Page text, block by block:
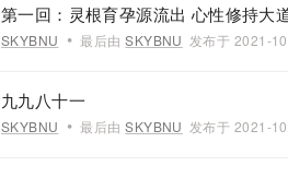
第一回：灵根育孕源流出 心性修持大
SKYBNU • 最后由 SKYBNU 发布于 2021-
九九八十一
SKYBNU • 最后由 SKYBNU 发布于 2021-